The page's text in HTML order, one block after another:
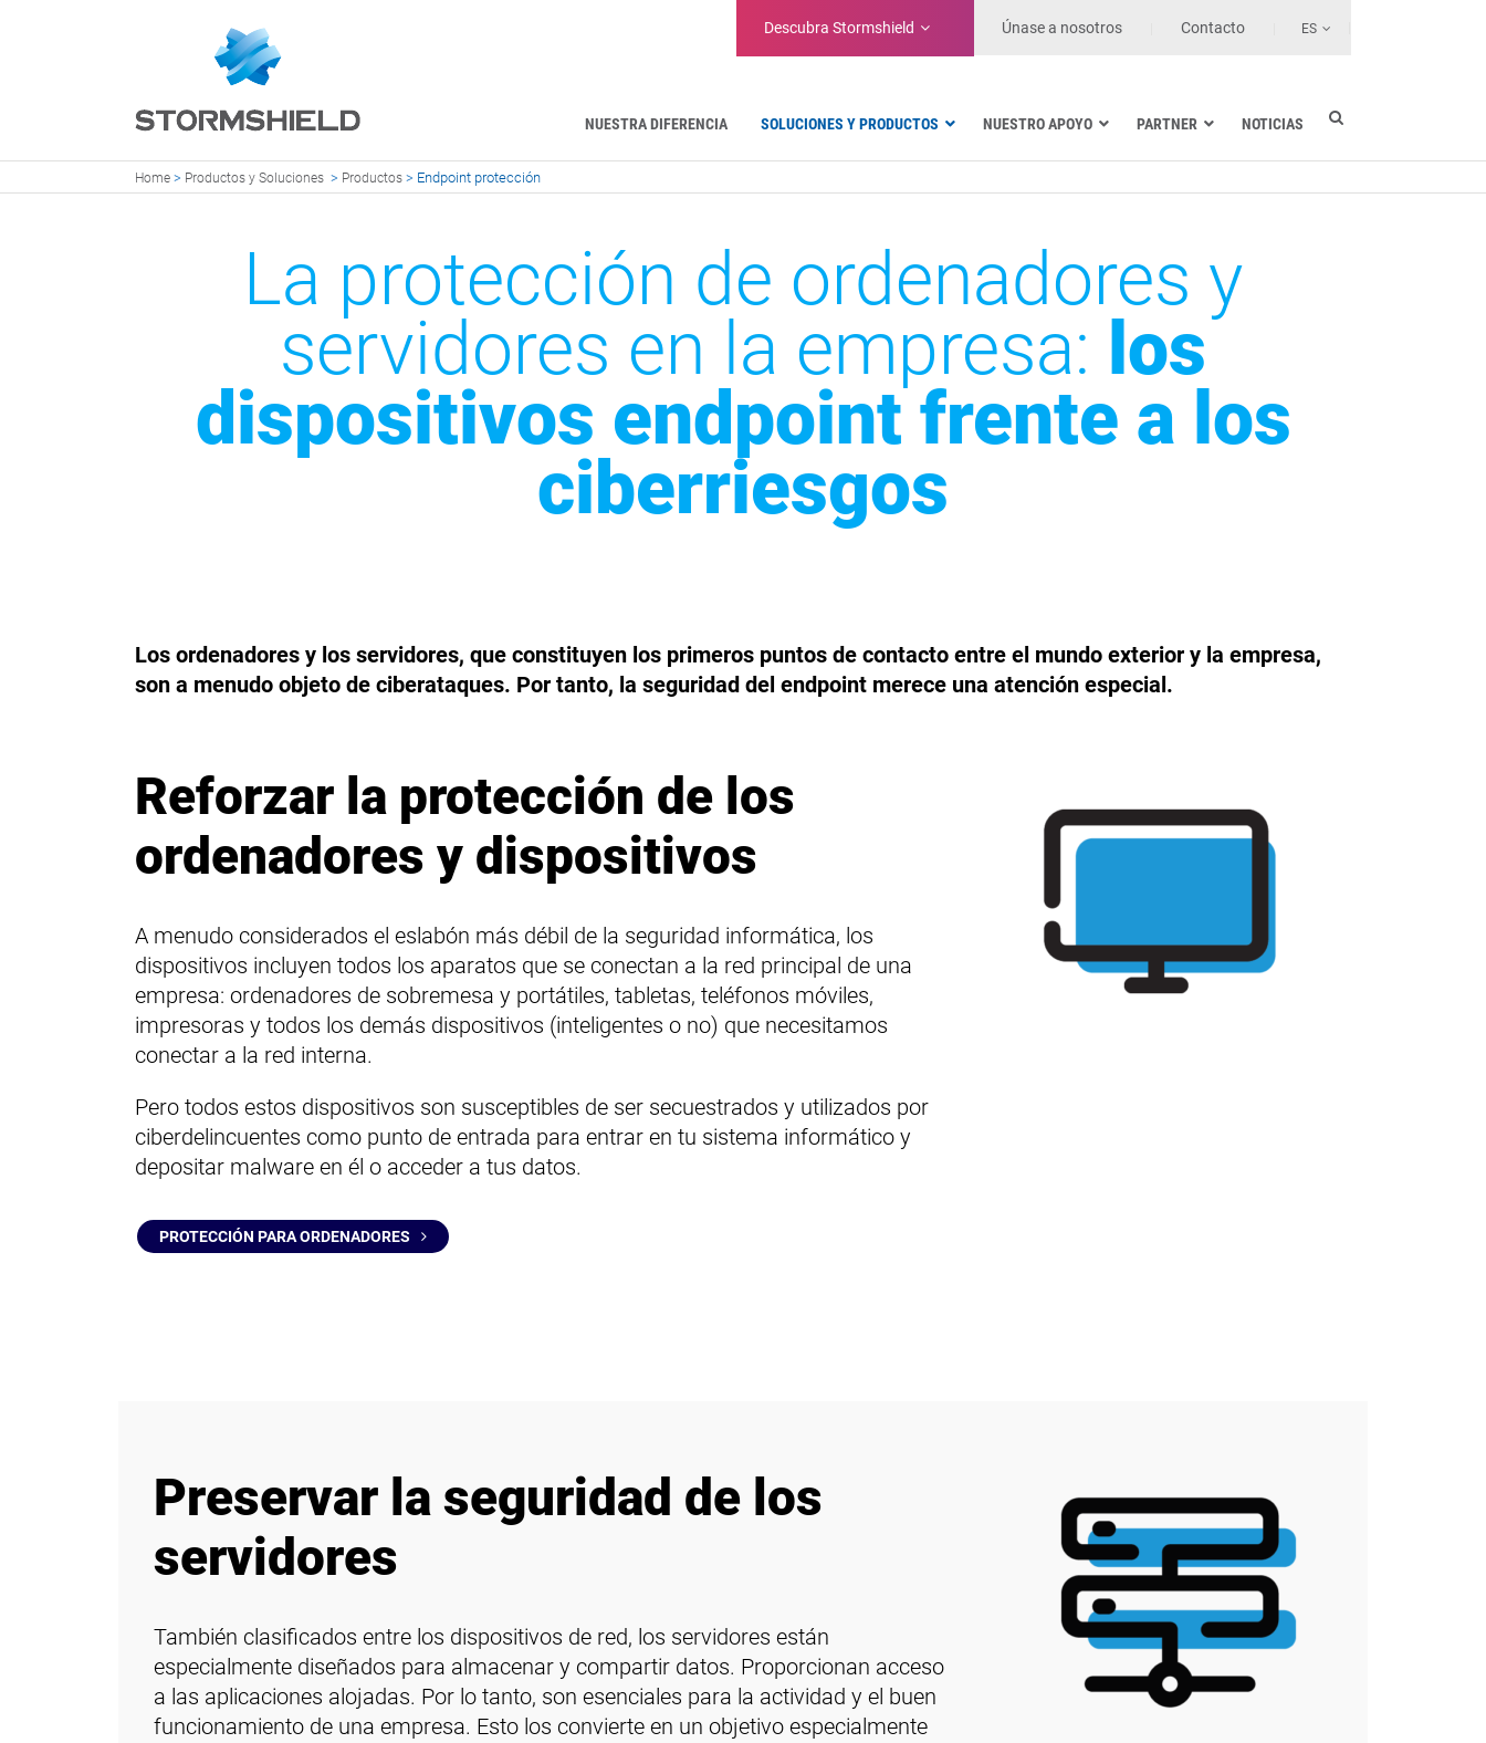
Descubra Stormshield Únase a nosotros Contacto ES
NUESTRA DIFERENCIA SOLUCIONES Y PRODUCTOS
Herramientas de administración
Firmware
Características
Comparación
Cifrado de datos en Outlook
Cifrado en SharePoint y OneDrive
Cifrado en los puestos de trabajo
Gama SDS
Protección de los terminales
Protección de los servidores
NUESTRO APOYO PARTNER NOTICIAS
Home > Productos y Soluciones > Productos > Endpoint protección
La protección de ordenadores y
servidores en la empresa: los
dispositivos endpoint frente a los
ciberriesgos
Los ordenadores y los servidores, que constituyen los primeros puntos de contacto entre el mundo exterior y la empresa,
son a menudo objeto de ciberataques. Por tanto, la seguridad del endpoint merece una atención especial.
Reforzar la protección de los
ordenadores y dispositivos
A menudo considerados el eslabón más débil de la seguridad informática, los
dispositivos incluyen todos los aparatos que se conectan a la red principal de una
empresa: ordenadores de sobremesa y portátiles, tabletas, teléfonos móviles,
impresoras y todos los demás dispositivos (inteligentes o no) que necesitamos
conectar a la red interna.
Pero todos estos dispositivos son susceptibles de ser secuestrados y utilizados por
ciberdelincuentes como punto de entrada para entrar en tu sistema informático y
depositar malware en él o acceder a tus datos.
PROTECCIÓN PARA ORDENADORES
Preservar la seguridad de los
servidores
También clasificados entre los dispositivos de red, los servidores están
especialmente diseñados para almacenar y compartir datos. Proporcionan acceso
a las aplicaciones alojadas. Por lo tanto, son esenciales para la actividad y el buen
funcionamiento de una empresa. Esto los convierte en un objetivo especialmente